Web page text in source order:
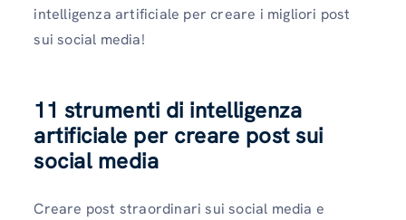
intelligenza artificiale per creare i migliori post
sui social media!
11 strumenti di intelligenza
artificiale per creare post sui
social media
Creare post straordinari sui social media e